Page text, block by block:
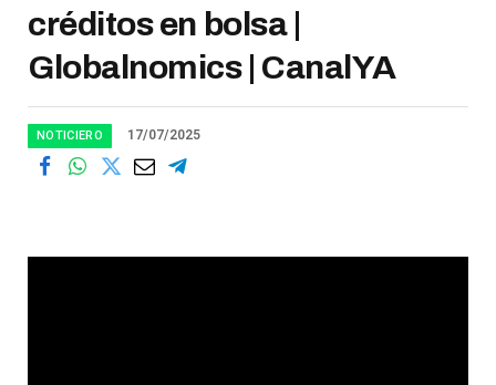
créditos en bolsa |
Globalnomics | CanalYA
NOTICIERO 17/07/2025